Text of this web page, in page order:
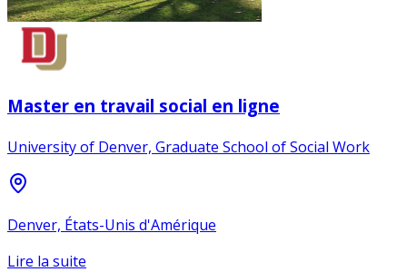
Master en travail social en ligne
University of Denver, Graduate School of Social Work
Denver, États-Unis d'Amérique
Lire la suite